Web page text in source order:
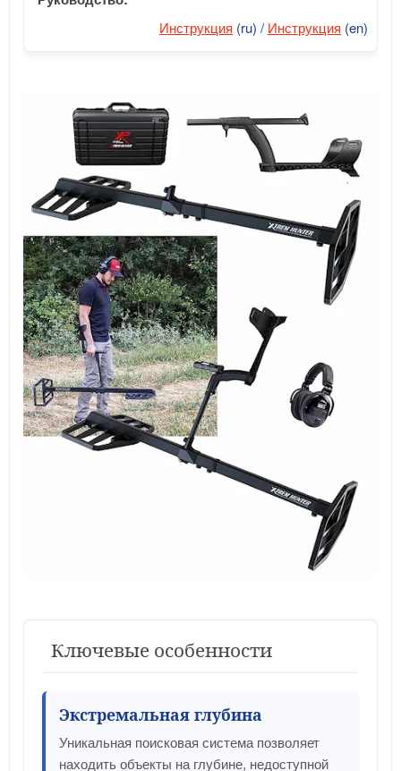
Инструкция (ru) / Инструкция (en)
Ключевые особенности
Экстремальная глубина
Уникальная поисковая система позволяет
находить объекты на глубине, недоступной